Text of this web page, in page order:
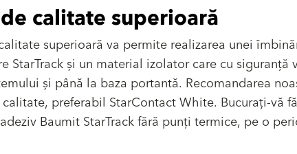
calitate superioară
superioară va permite realizarea unei
StarTrack și un material izolator care cu siguranță
și până la baza portantă. Recomandarea
preferabil StarContact White. Bucurați-vă
Baumit StarTrack fără punți termice, pe o